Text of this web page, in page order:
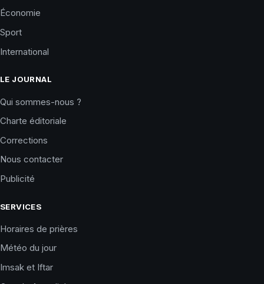
Économie
Sport
International
LE JOURNAL
Qui sommes-nous ?
Charte éditoriale
Corrections
Nous contacter
Publicité
SERVICES
Horaires de prières
Météo du jour
Imsak et Iftar